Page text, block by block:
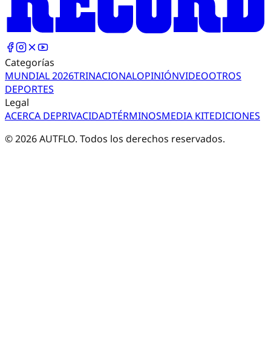
Categorías
MUNDIAL 2026TRINACIONALOPINIÓNVIDEOOTROS
DEPORTES
Legal
ACERCA DEPRIVACIDADTÉRMINOSMEDIA KITEDICIONES
©2026AUTFLO. Todos los derechos reservados.